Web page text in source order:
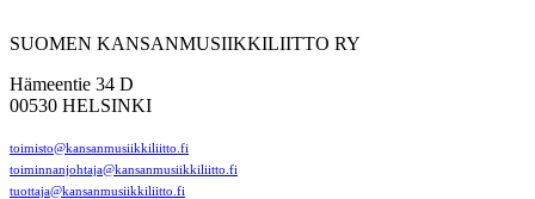
SUOMEN KANSANMUSIIKKILIITTO RY
Hämeentie 34 D
00530 HELSINKI
toimisto@kansanmusiikkiliitto.fi
toiminnanjohtaja@kansanmusiikkiliitto.fi
tuottaja@kansanmusiikkiliitto.fi